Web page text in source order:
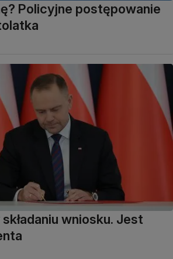
Policyjne postępowanie
wniosku. Jest